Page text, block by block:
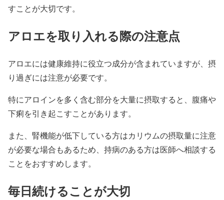
すことが大切です。
アロエを取り入れる際の注意点
アロエには健康維持に役立つ成分が含まれていますが、摂
り過ぎには注意が必要です。
特にアロインを多く含む部分を大量に摂取すると、腹痛や
下痢を引き起こすことがあります。
また、腎機能が低下している方はカリウムの摂取量に注意
が必要な場合もあるため、持病のある方は医師へ相談する
ことをおすすめします。
毎日続けることが大切